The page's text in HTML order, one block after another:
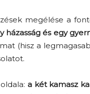
megélése a
házasság és egy
(hisz a
a két kamasz